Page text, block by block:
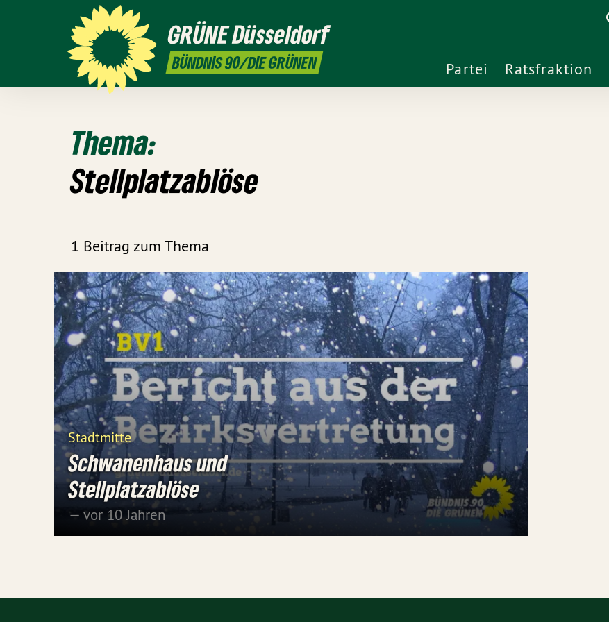
GRÜNEDüsseldorf
BÜNDNIS 90/DIE GRÜNEN Partei Ratsfraktion
Thema:
Stellplatzablöse
1 Beitrag zum Thema
Stadtmitte
Schwanenhaus und
Stellplatzablöse
— vor 10 Jahren